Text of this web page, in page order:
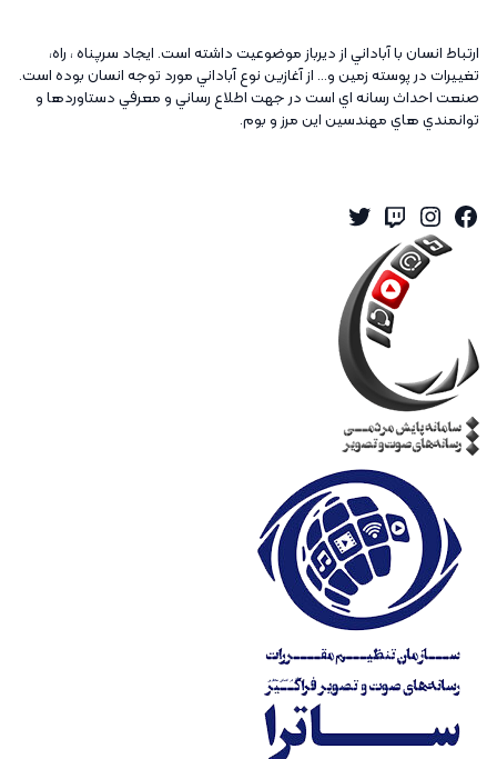
ارتباط انسان با آباداني از ديرباز موضوعيت داشته است. ايجاد سرپناه ، راه،
تغييرات در پوسته زمين و... از آغازين نوع آباداني مورد توجه انسان بوده است.
صنعت احداث رسانه اي است در جهت اطلاع رساني و معرفي دستاوردها و
توانمندي هاي مهندسين اين مرز و بوم.
Facebook
Instagram
Twitch
Twitter